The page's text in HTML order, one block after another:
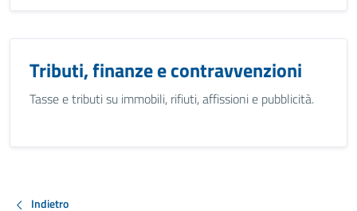
Tributi, finanze e contravvenzioni
Tasse e tributi su immobili, rifiuti, affissioni e pubblicità.
Indietro